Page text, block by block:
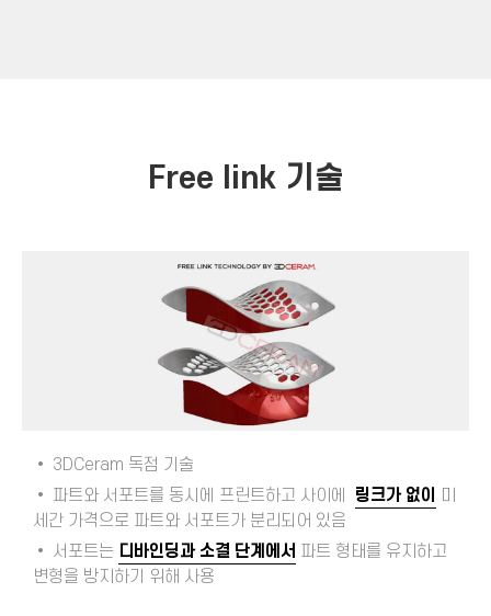
Free link 기술
• 3DCeram 독점 기술
• 파트와 서포트를 동시에 프린트하고 사이에 링크가 없이
미
세간 가격으로 파트와 서포트가 분리되어 있음
• 서포트는 디바인딩과 소결 단계에서 파트 형태를 유지하고
변형을 방지하기 위해 사용